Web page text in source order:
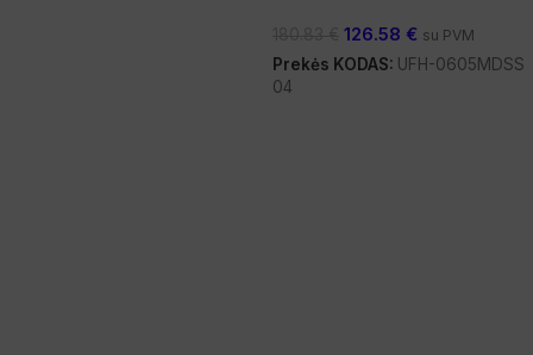
126.58 € su PVM
Prekės KODAS: UFH-0605MDSS
04